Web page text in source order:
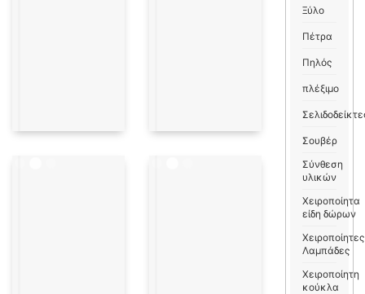
Ξύλο
Πέτρα
Πηλός
πλέξιμο
Σουβέρ
Σύνθεση
υλικών
Χειροποίητα
είδη δώρων
Χειροποίητες
Λαμπάδες
Χειροποίητη
κούκλα